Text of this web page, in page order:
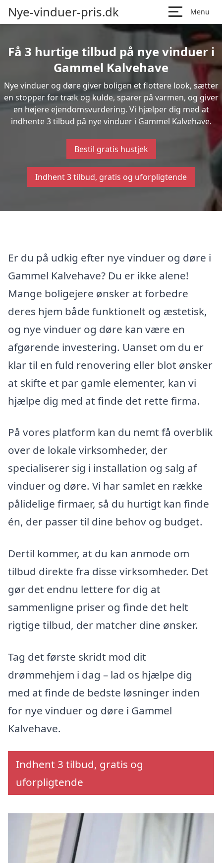
Nye-vinduer-pris.dk Menu
Få 3 hurtige tilbud på nye vinduer i
Gammel Kalvehave
Nye vinduer og døre giver boligen et flottere look, sætter
en stopper for træk og kulde, sparer på varmen, og giver
en højere ejendomsvurdering. Vi hjælper dig med at
indhente 3 tilbud på nye vinduer i Gammel Kalvehave.
Bestil gratis hustjek
Indhent 3 tilbud, gratis og uforpligtende
Er du på udkig efter nye vinduer og døre i
Gammel Kalvehave? Du er ikke alene!
Mange boligejere ønsker at forbedre
deres hjem både funktionelt og æstetisk,
og nye vinduer og døre kan være en
afgørende investering. Uanset om du er
klar til en fuld renovering eller blot ønsker
at skifte et par gamle elementer, kan vi
hjælpe dig med at finde det rette firma.
På vores platform kan du nemt få overblik
over de lokale virksomheder, der
specialiserer sig i installation og salg af
vinduer og døre. Vi har samlet en række
pålidelige firmaer, så du hurtigt kan finde
én, der passer til dine behov og budget.
Dertil kommer, at du kan anmode om
tilbud direkte fra disse virksomheder. Det
gør det endnu lettere for dig at
sammenligne priser og finde det helt
rigtige tilbud, der matcher dine ønsker.
Tag det første skridt mod dit
drømmehjem i dag – lad os hjælpe dig
med at finde de bedste løsninger inden
for nye vinduer og døre i Gammel
Kalvehave.
Indhent 3 tilbud, gratis og
uforpligtende